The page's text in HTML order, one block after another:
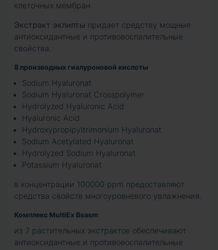
клеточных мембран.
Экстракт эклипты придает средству мощные
антиоксидантные и противовоспалительные
свойства.
8 производных гиалуроновой кислоты
Sodium Hyaluronat
Sodium Hyaluronat Crosspolymer
Hydrolyzed Hyaluronic Acid
Hyaluronic Acid
Hydroxypropipyltrimonium Hyaluronat
Sodium Acetylated Hyaluronat
Hydrolyzed Sodium Hyaluronat
Potassium Hyaluronat
в концентрации 100000 ppm предоставляют
средства свойств многоуровневого увлажнения.
Комплекс MultiEx Bsasm
из 7 растительных экстрактов обеспечивают
антиоксидантные и противовоспалительные